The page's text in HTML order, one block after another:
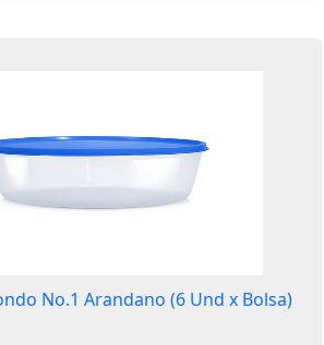
No.1 Arandano (6 Und x Bolsa)